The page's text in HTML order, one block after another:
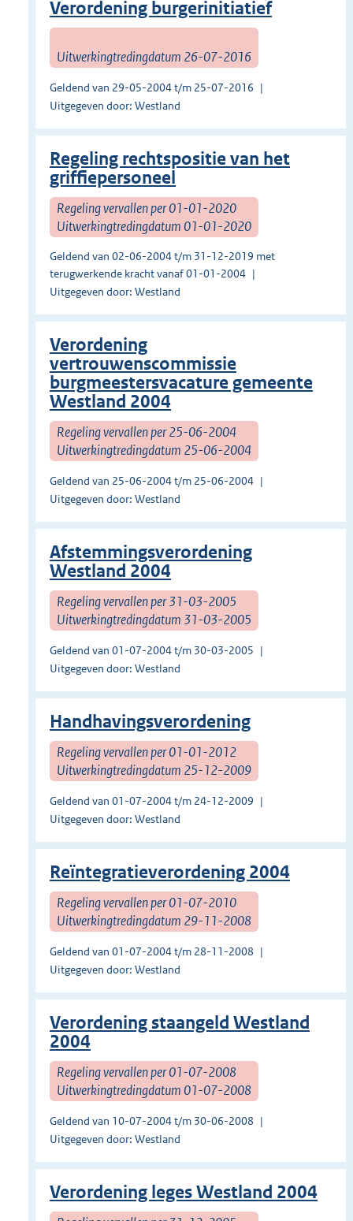
Verordening burgerinitiatief
Uitwerkingtredingdatum 26-07-2016
Geldend van 29-05-2004 t/m 25-07-2016
Uitgegeven door: Westland
Regeling rechtspositie van het
griffiepersoneel
Regeling vervallen per 01-01-2020
Uitwerkingtredingdatum 01-01-2020
Geldend van 02-06-2004 t/m 31-12-2019 met
terugwerkende kracht vanaf 01-01-2004
Uitgegeven door: Westland
Verordening
vertrouwenscommissie
burgmeestersvacature gemeente
Westland 2004
Regeling vervallen per 25-06-2004
Uitwerkingtredingdatum 25-06-2004
Geldend van 25-06-2004 t/m 25-06-2004
Uitgegeven door: Westland
Afstemmingsverordening
Westland 2004
Regeling vervallen per 31-03-2005
Uitwerkingtredingdatum 31-03-2005
Geldend van 01-07-2004 t/m 30-03-2005
Uitgegeven door: Westland
Handhavingsverordening
Regeling vervallen per 01-01-2012
Uitwerkingtredingdatum 25-12-2009
Geldend van 01-07-2004 t/m 24-12-2009
Uitgegeven door: Westland
Reïntegratieverordening 2004
Regeling vervallen per 01-07-2010
Uitwerkingtredingdatum 29-11-2008
Geldend van 01-07-2004 t/m 28-11-2008
Uitgegeven door: Westland
Verordening staangeld Westland
2004
Regeling vervallen per 01-07-2008
Uitwerkingtredingdatum 01-07-2008
Geldend van 10-07-2004 t/m 30-06-2008
Uitgegeven door: Westland
Verordening leges Westland 2004